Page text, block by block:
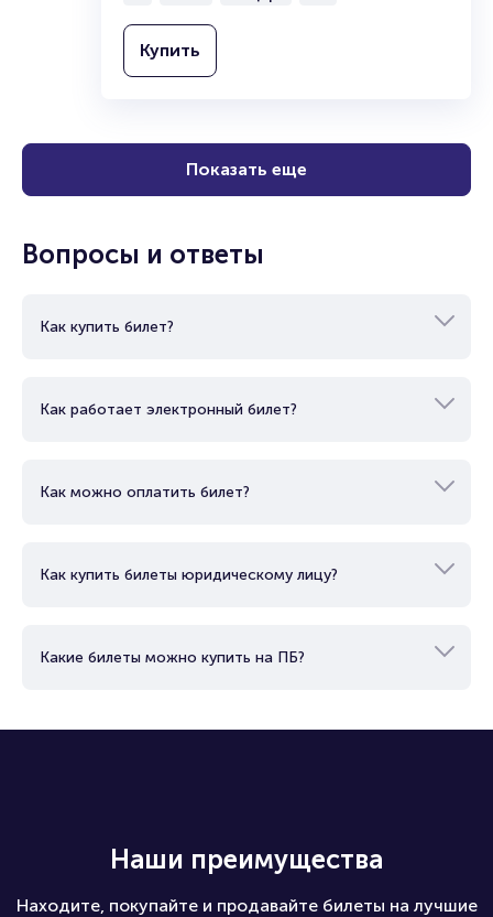
Купить
Показать еще
Вопросы и ответы
Как купить билет?
Как работает электронный билет?
Как можно оплатить билет?
Как купить билеты юридическому лицу?
Какие билеты можно купить на ПБ?
Наши преимущества
Находите, покупайте и продавайте билеты на лучшие